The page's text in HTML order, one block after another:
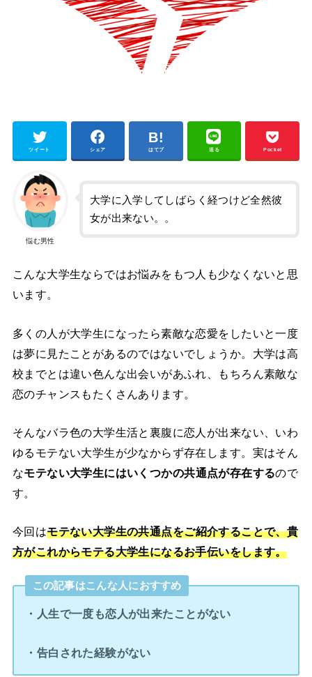
ツイート シェア はてブ 送る Pocket
悩む男性
大学に入学してしばらく経つけど全然彼
女が出来ない。。
こんな大学生ならではお悩みをもつ人も少なくないと思
います。
多くの人が大学生になったら素敵な恋愛をしたいと一度
は夢に見たことがあるのではないでしょうか。大学は高
校までとは違い色んな出会いがあふれ、もちろん素敵な
恋のチャンスもたくさんあります。
そんなバラ色の大学生活と裏腹に恋人が出来ない、いわ
ゆるモテない大学生が少なからず存在します。実はそん
なモテない大学生にはいくつかの共通点が存在するので
す。
今回はモテない大学生の共通点をご紹介することで、貴
方がこれからモテる大学生になるお手伝いをします。
この記事はこんな人におすすめ
・人生で一度も恋人が出来たことがない
・告白された経験がない